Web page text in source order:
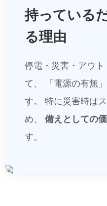
持っている
る理由
停電・災害・アウ
て、
「電源の有無
す。
特に災害時は
め、
備えとしての
す。